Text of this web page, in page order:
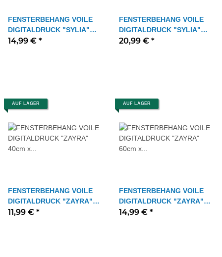
FENSTERBEHANG VOILE
DIGITALDRUCK "SYLIA"
60cm x 100 cm Farbe GRAU
14,99 € *
FENSTERBEHANG VOILE
DIGITALDRUCK "SYLIA"
90cm x 100 cm Farbe GRAU
20,99 € *
AUF LAGER
FENSTERBEHANG VOILE
DIGITALDRUCK "ZAYRA"
40cm x 80 cm Farbe NATUR
11,99 € *
AUF LAGER
FENSTERBEHANG VOILE
DIGITALDRUCK "ZAYRA"
60cm x 100 cm Farbe
14,99 € *